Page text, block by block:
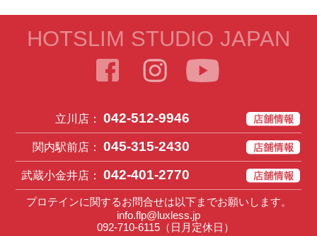
HOTSLIM STUDIO JAPAN
立川店： 042-512-9946
関内駅前店： 045-315-2430
武蔵小金井店： 042-401-2770
プロテインに関するお問合せは以下までお願いします。
info.flp@luxless.jp
092-710-6115（日月定休日）